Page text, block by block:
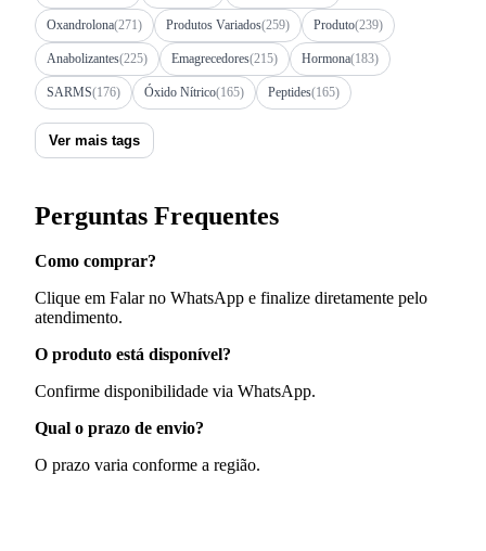
Oxandrolona(271) Produtos Variados(259) Produto(239)
Anabolizantes(225) Emagrecedores(215) Hormona(183)
SARMS(176) Óxido Nítrico(165) Peptides(165)
Ver mais tags
Perguntas Frequentes
Como comprar?
Clique em Falar no WhatsApp e finalize diretamente pelo
atendimento.
O produto está disponível?
Confirme disponibilidade via WhatsApp.
Qual o prazo de envio?
O prazo varia conforme a região.